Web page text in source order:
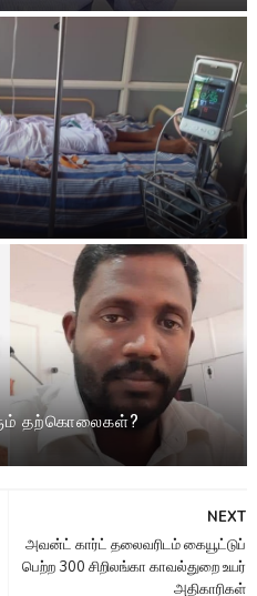
தற்கொலைகள்?
NEXT
அவன்ட் கார்ட் தலைவரிடம் கையூட்டுப்
பெற்ற 300 சிறிலங்கா காவல்துறை உயர்
அதிகாரிகள்